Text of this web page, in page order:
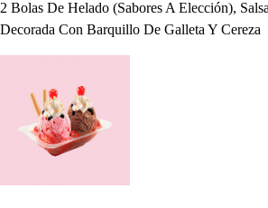
2 Bolas De Helado (Sabores A Elección),
Decorada Con Barquillo De Galleta Y Cereza